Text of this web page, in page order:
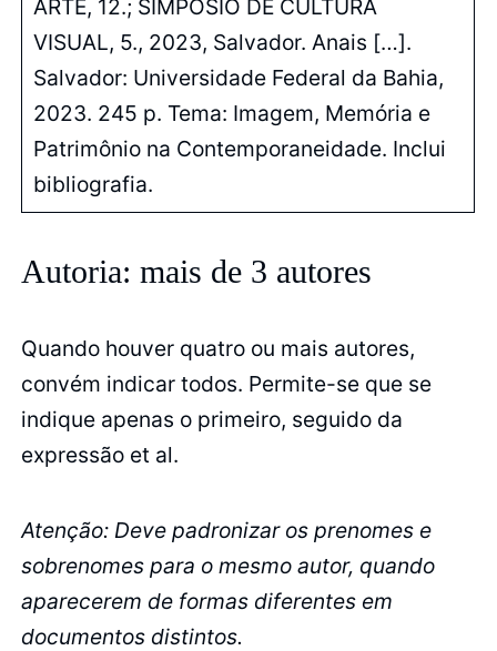
ARTE, 12.; SIMPÓSIO DE CULTURA
VISUAL, 5., 2023, Salvador. Anais […].
Salvador: Universidade Federal da Bahia,
2023. 245 p. Tema: Imagem, Memória e
Patrimônio na Contemporaneidade. Inclui
bibliografia.
Autoria: mais de 3 autores
Quando houver quatro ou mais autores,
convém indicar todos. Permite-se que se
indique apenas o primeiro, seguido da
expressão et al.
Atenção: Deve padronizar os prenomes e
sobrenomes para o mesmo autor, quando
aparecerem de formas diferentes em
documentos distintos.